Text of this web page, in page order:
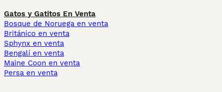
Gatos y Gatitos En Venta
Bosque de Noruega en venta
Británico en venta
Sphynx en venta
Bengalí en venta
Maine Coon en venta
Persa en venta